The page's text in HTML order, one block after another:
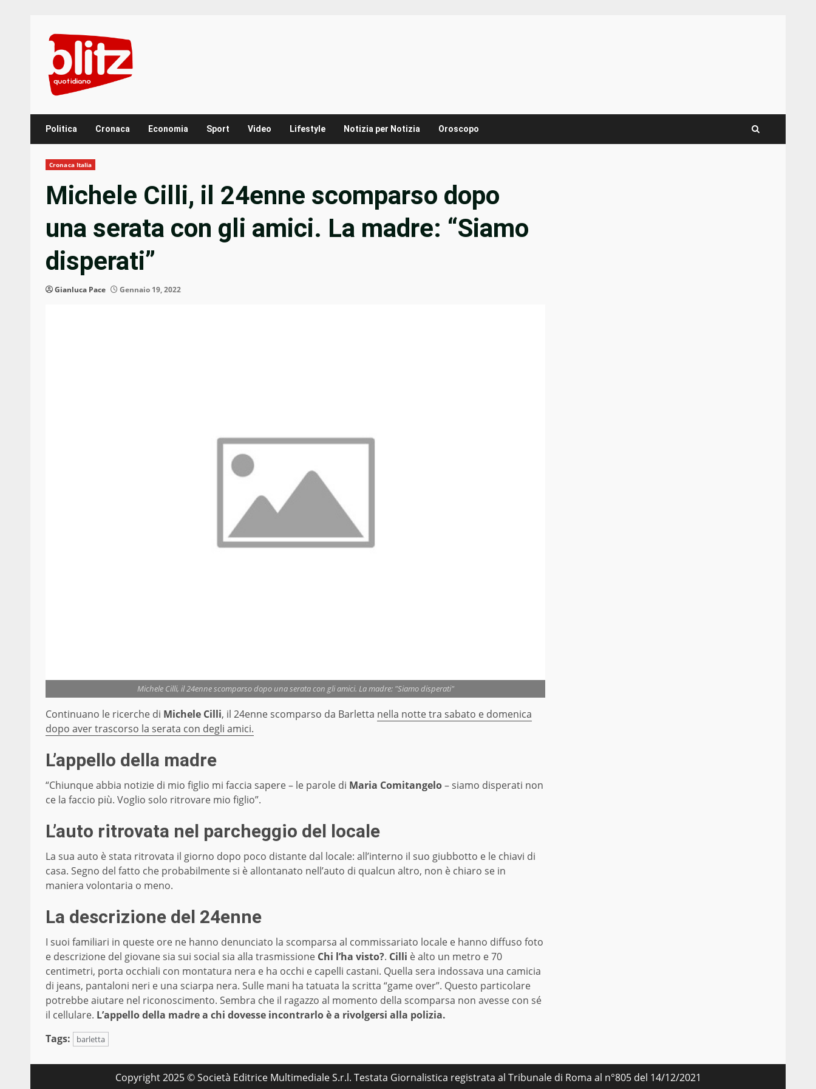
content
Politica Cronaca Economia Sport Video Lifestyle Notizia per Notizia Oroscopo
Cronaca Italia
Michele Cilli, il 24enne scomparso dopo
una serata con gli amici. La madre: “Siamo
disperati”
Gianluca Pace Gennaio 19, 2022
Michele Cilli, il 24enne scomparso dopo una serata con gli amici. La madre: "Siamo disperati"
Continuano le ricerche di Michele Cilli, il 24enne scomparso da Barletta nella notte tra sabato e domenica
dopo aver trascorso la serata con degli amici.
L’appello della madre
“Chiunque abbia notizie di mio figlio mi faccia sapere – le parole di Maria Comitangelo– siamo disperati non
ce la faccio più. Voglio solo ritrovare mio figlio”.
L’auto ritrovata nel parcheggio del locale
La sua auto è stata ritrovata il giorno dopo poco distante dal locale: all’interno il suo giubbotto e le chiavi di
casa. Segno del fatto che probabilmente si è allontanato nell’auto di qualcun altro, non è chiaro se in
maniera volontaria o meno.
La descrizione del 24enne
I suoi familiari in queste ore ne hanno denunciato la scomparsa al commissariato locale e hanno diffuso foto
e descrizione del giovane sia sui social sia alla trasmissione Chi l’ha visto?. Cilli è alto un metro e 70
centimetri, porta occhiali con montatura nera e ha occhi e capelli castani. Quella sera indossava una camicia
di jeans, pantaloni neri e una sciarpa nera. Sulle mani ha tatuata la scritta “game over”. Questo particolare
potrebbe aiutare nel riconoscimento. Sembra che il ragazzo al momento della scomparsa non avesse con sé
il cellulare. L’appello della madre a chi dovesse incontrarlo è a rivolgersi alla polizia.
Tags:
barletta
Copyright 2025 © Società Editrice Multimediale S.r.l. Testata Giornalistica registrata al Tribunale di Roma al n°805 del 14/12/2021